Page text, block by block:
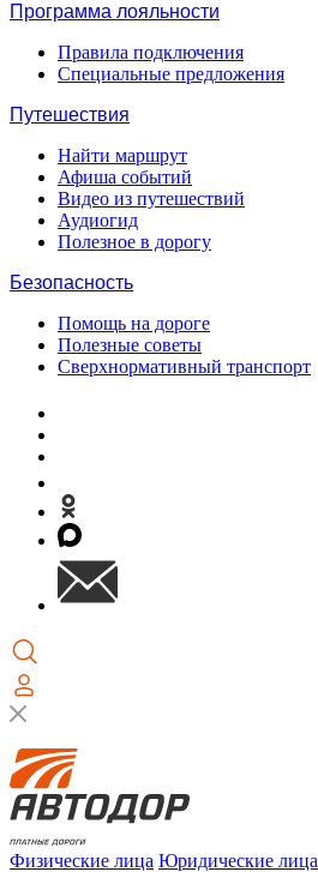
Программа лояльности
Правила подключения
Специальные предложения
Путешествия
Найти маршрут
Афиша событий
Видео из путешествий
Аудиогид
Полезное в дорогу
Безопасность
Помощь на дороге
Полезные советы
Сверхнормативный транспорт
Физические лица Юридические лица